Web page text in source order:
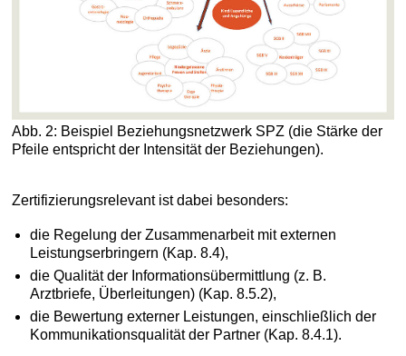
Abb. 2: Beispiel Beziehungsnetzwerk SPZ (die Stärke der
Pfeile entspricht der Intensität der Beziehungen).
Zertifizierungsrelevant ist dabei besonders:
die Regelung der Zusammenarbeit mit externen
Leistungserbringern (Kap. 8.4),
die Qualität der Informationsübermittlung (z. B.
Arztbriefe, Überleitungen) (Kap. 8.5.2),
die Bewertung externer Leistungen, einschließlich der
Kommunikationsqualität der Partner (Kap. 8.4.1).